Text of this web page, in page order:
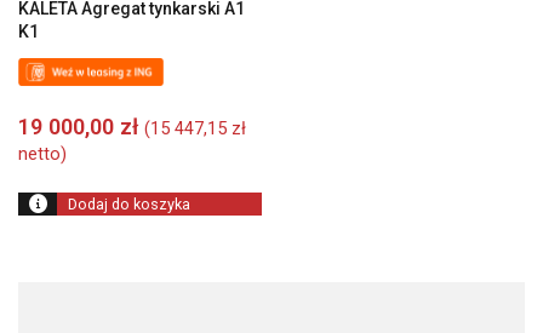
KALETA Agregat tynkarski A1
K1
19 000,00 zł (15 447,15 zł
netto)
Dodaj do koszyka